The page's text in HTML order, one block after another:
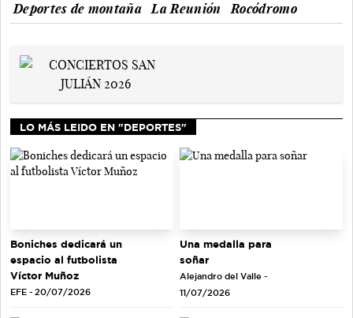
Deportes de montaña
La Reunión Rocódromo
LO MÁS LEIDO EN "DEPORTES"
Boniches dedicará un
espacio al futbolista
Víctor Muñoz
EFE - 20/07/2026
Una medalla para
soñar
Alejandro del Valle -
11/07/2026